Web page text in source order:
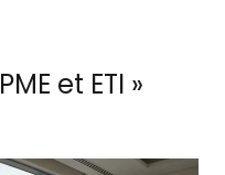
PME et ETI »